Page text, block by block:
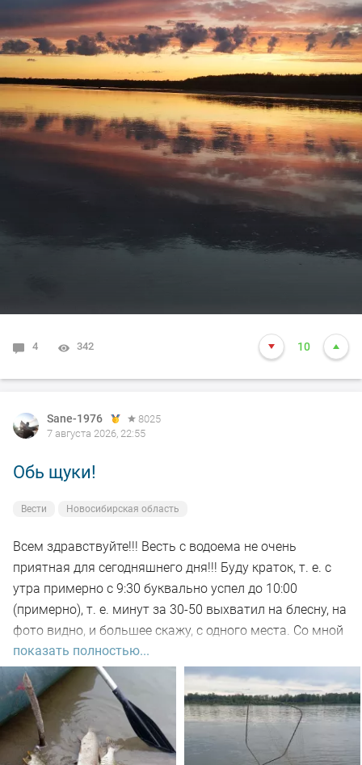
4 342 10
Sane-1976
8025
7 августа 2026, 22:55
Обь щуки!
Вести Новосибирская область
Всем здравствуйте!!! Весть с водоема не очень
приятная для сегодняшнего дня!!! Буду краток, т. е. с
утра примерно с 9:30 буквально успел до 10:00
(примерно), т. е. минут за 30-50 выхватил на блесну, на
фото видно, и большее скажу, с одного места. Со мной
был рыбак, который рыбачил с берега, т. е. я его увез
на остров на белую рыбу, а сам дальше, как обычно, по
корягам. Уже много написал)))). Так вот, сегодня
долбил до вечера выхода не как от слова совсем!!! Но
произошло не которое событие. Я предупредил деда
т.е собирайся домой, а сам от него 100м. И в отвес
показать полностью...